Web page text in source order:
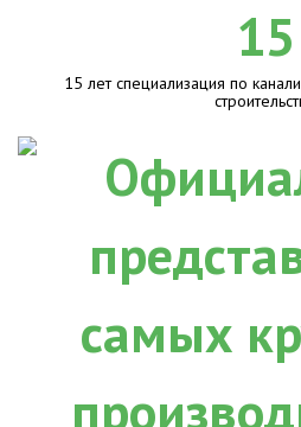
15
15 лет специализация по